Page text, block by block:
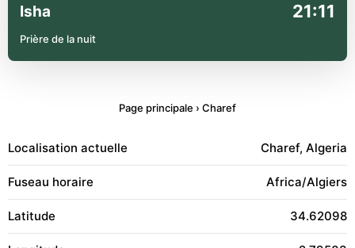
Isha 21:11
Prière de la nuit
Page principale › Charef
Localisation actuelle Charef, Algeria
Fuseau horaire Africa/Algiers
Latitude 34.62098